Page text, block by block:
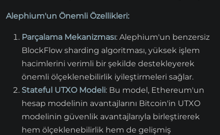
Alephium'un Önemli Özellikleri:
Parçalama Mekanizması: Alephium'un benzersiz
BlockFlow sharding algoritması, yüksek işlem
hacimlerini verimli bir şekilde destekleyerek
önemli ölçeklenebilirlik iyileştirmeleri sağlar.
Stateful UTXO Modeli: Bu model, Ethereum'un
hesap modelinin avantajlarını Bitcoin'in UTXO
modelinin güvenlik avantajlarıyla birleştirerek
hem ölçeklenebilirlik hem de gelişmiş